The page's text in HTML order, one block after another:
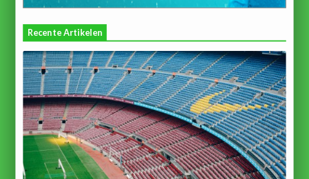
Recente Artikelen